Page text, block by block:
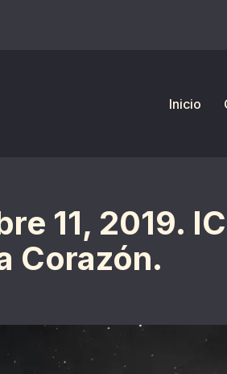
Inicio
11, 2019.
Corazón.